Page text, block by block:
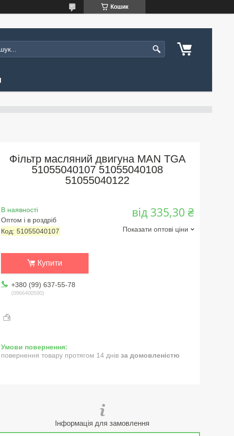
Кошик
Фільтр масляний двигуна MAN TGA
51055040107 51055040108
51055040122
В наявності
Оптом і в роздріб
Код: 51055040107
від 335,30 ₴
Показати оптові ціни
Купити
+380 (99) 637-55-78
0966400590
повернення товару протягом 14 днів за домовленістю
Інформація для замовлення